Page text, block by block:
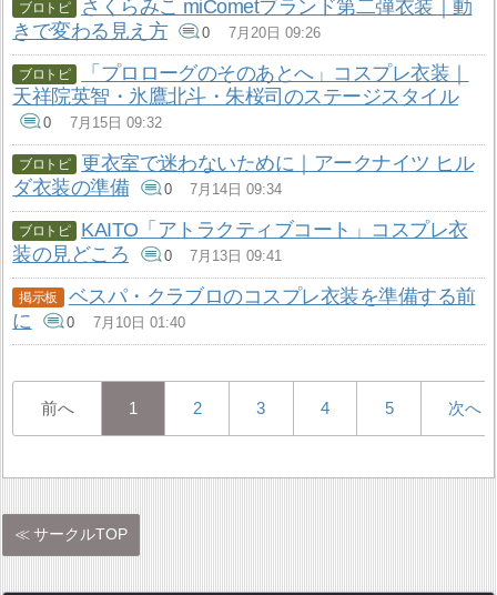
さくらみこ miCometブランド第二弾衣装｜動
きで変わる見え方
0 7月20日 09:26
「プロローグのそのあとへ」コスプレ衣装｜
天祥院英智・氷鷹北斗・朱桜司のステージスタイル
0 7月15日 09:32
更衣室で迷わないために｜アークナイツ ヒル
ダ衣装の準備
0 7月14日 09:34
KAITO「アトラクティブコート」コスプレ衣
装の見どころ
0 7月13日 09:41
ベスパ・クラブロのコスプレ衣装を準備する前
に
0 7月10日 01:40
前へ 1 2 3 4 5 次へ
サークルTOP